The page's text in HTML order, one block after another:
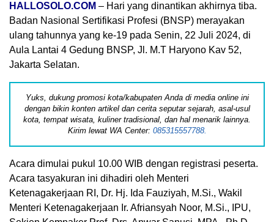
HALLOSOLO.COM – Hari yang dinantikan akhirnya tiba.
Badan Nasional Sertifikasi Profesi (BNSP) merayakan
ulang tahunnya yang ke-19 pada Senin, 22 Juli 2024, di
Aula Lantai 4 Gedung BNSP, Jl. M.T Haryono Kav 52,
Jakarta Selatan.
Yuks, dukung promosi kota/kabupaten Anda di media online ini
dengan bikin konten artikel dan cerita seputar sejarah, asal-usul
kota, tempat wisata, kuliner tradisional, dan hal menarik lainnya.
Kirim lewat WA Center: 085315557788.
Acara dimulai pukul 10.00 WIB dengan registrasi peserta.
Acara tasyakuran ini dihadiri oleh Menteri
Ketenagakerjaan RI, Dr. Hj. Ida Fauziyah, M.Si., Wakil
Menteri Ketenagakerjaan Ir. Afriansyah Noor, M.Si., IPU,